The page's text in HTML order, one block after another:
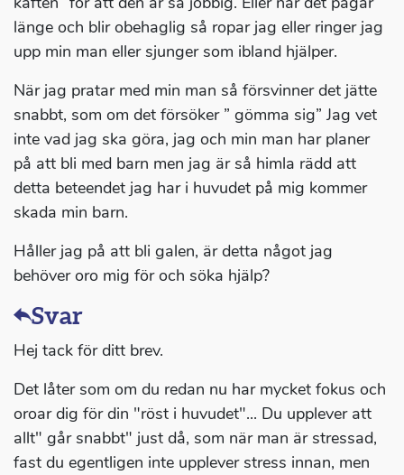
länge och blir obehaglig så ropar jag eller ringer jag
upp min man eller sjunger som ibland hjälper.
När jag pratar med min man så försvinner det jätte
snabbt, som om det försöker ” gömma sig” Jag vet
inte vad jag ska göra, jag och min man har planer
på att bli med barn men jag är så himla rädd att
detta beteendet jag har i huvudet på mig kommer
skada min barn.
Håller jag på att bli galen, är detta något jag
behöver oro mig för och söka hjälp?
Svar
Hej tack för ditt brev.
Det låter som om du redan nu har mycket fokus och
oroar dig för din "röst i huvudet"... Du upplever att
allt" går snabbt" just då, som när man är stressad,
fast du egentligen inte upplever stress innan, men